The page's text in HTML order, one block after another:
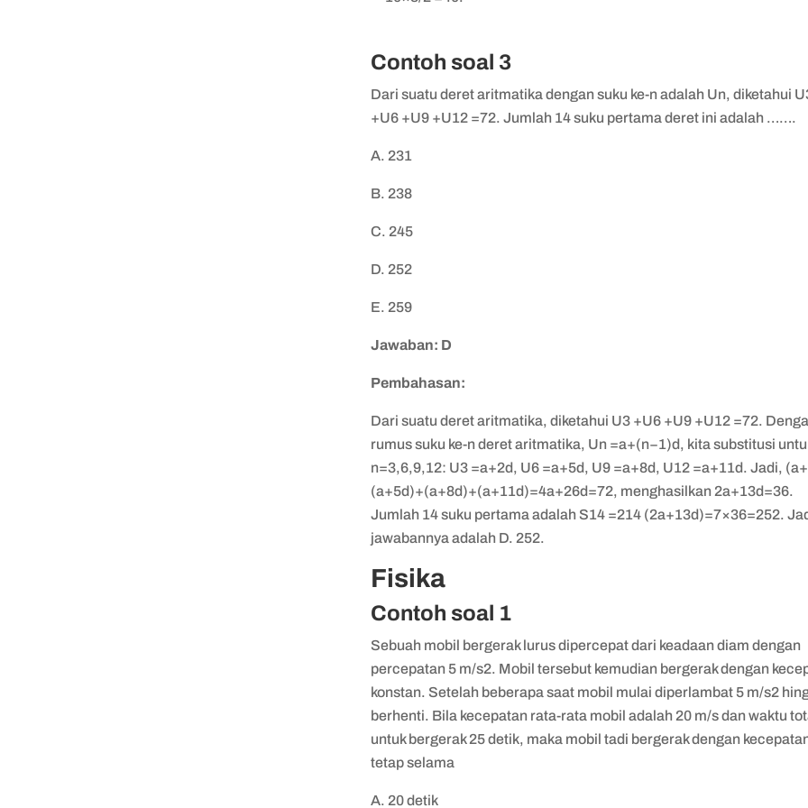
Contoh soal 3
Dari suatu deret aritmatika dengan suku ke-n adalah Un, diketahui
+U6 +U9 +U12 =72. Jumlah 14 suku pertama deret ini adalah …….
A. 231
B. 238
C. 245
D. 252
E. 259
Jawaban: D
Pembahasan:
Dari suatu deret aritmatika, diketahui U3 +U6 +U9 +U12 =72.
rumus suku ke-n deret aritmatika, Un =a+(n−1)d, kita substitusi
n=3,6,9,12: U3 =a+2d, U6 =a+5d, U9 =a+8d, U12 =a+11d. Jadi,
(a+5d)+(a+8d)+(a+11d)=4a+26d=72, menghasilkan 2a+13d=36.
Jumlah 14 suku pertama adalah S14 =214 (2a+13d)=7×36=252.
jawabannya adalah D. 252.
Fisika
Contoh soal 1
Sebuah mobil bergerak lurus dipercepat dari keadaan diam dengan
percepatan 5 m/s2. Mobil tersebut kemudian bergerak dengan
konstan. Setelah beberapa saat mobil mulai diperlambat 5 m/s2
berhenti. Bila kecepatan rata-rata mobil adalah 20 m/s dan waktu
untuk bergerak 25 detik, maka mobil tadi bergerak dengan
tetap selama
A. 20 detik